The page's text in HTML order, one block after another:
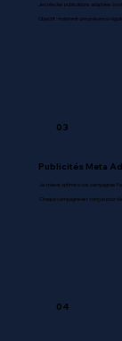
Je crée des publications adaptées à
Objectif : maintenir une présence
03
Publicités Meta
Je crée et optimise vos campagnes
Chaque campagne est conçue pour
04